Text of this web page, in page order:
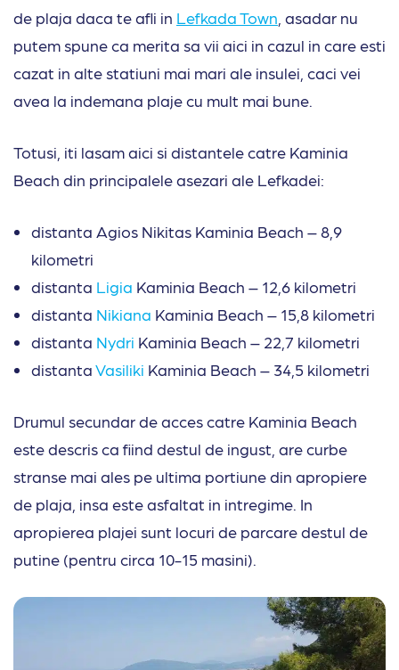
de plaja daca te afli in Lefkada Town , asadar nu
putem spune ca merita sa vii aici in cazul in care esti
cazat in alte statiuni mai mari ale insulei, caci vei
avea la indemana plaje cu mult mai bune.
Totusi, iti lasam aici si distantele catre Kaminia
Beach din principalele asezari ale Lefkadei:
distanta Agios Nikitas Kaminia Beach – 8,9
kilometri
distanta Ligia Kaminia Beach – 12,6 kilometri
distanta Nikiana Kaminia Beach – 15,8 kilometri
distanta Nydri Kaminia Beach – 22,7 kilometri
distantaVasiliki Kaminia Beach – 34,5 kilometri
Drumul secundar de acces catre Kaminia Beach
este descris ca fiind destul de ingust, are curbe
stranse mai ales pe ultima portiune din apropiere
de plaja, insa este asfaltat in intregime. In
apropierea plajei sunt locuri de parcare destul de
putine (pentru circa 10-15 masini).